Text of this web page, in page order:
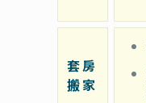
套房
搬家